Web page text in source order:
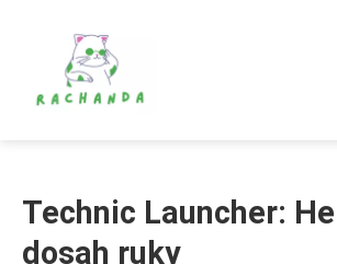
Technic Launcher:
dosah ruky